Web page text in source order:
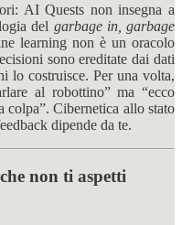
AI Quests non insegna a
del garbage in, garbage
learning non è un oracolo
sono ereditate dai dati
lo costruisce. Per una volta,
al robottino” ma “ecco
Cibernetica allo stato
dipende da te.
non ti aspetti